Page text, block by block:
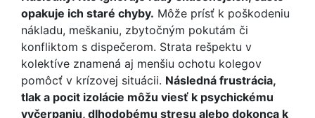
opakuje ich staré chyby. Môže prísť k poškodeniu
nákladu, meškaniu, zbytočným pokutám či
konfliktom s dispečerom. Strata rešpektu v
kolektíve znamená aj menšiu ochotu kolegov
pomôcť v krízovej situácii. Následná frustrácia,
tlak a pocit izolácie môžu viesť k psychickému
vyčerpaniu, dlhodobému stresu alebo dokonca k